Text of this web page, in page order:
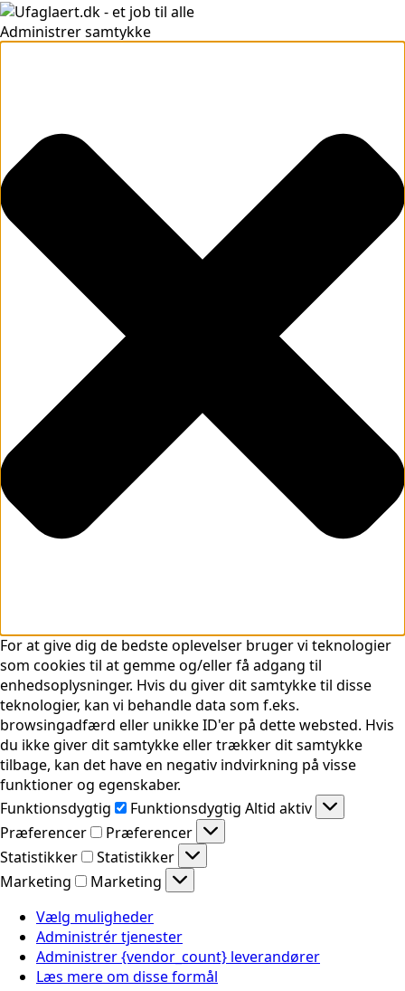
Administrer samtykke
For at give dig de bedste oplevelser bruger vi teknologier
som cookies til at gemme og/eller få adgang til
enhedsoplysninger. Hvis du giver dit samtykke til disse
teknologier, kan vi behandle data som f.eks.
browsingadfærd eller unikke ID'er på dette websted. Hvis
du ikke giver dit samtykke eller trækker dit samtykke
tilbage, kan det have en negativ indvirkning på visse
funktioner og egenskaber.
Funktionsdygtig
Funktionsdygtig Altid aktiv
Præferencer
Præferencer
Statistikker
Statistikker
Marketing
Marketing
Vælg muligheder
Administrér tjenester
Administrer {vendor_count} leverandører
Læs mere om disse formål